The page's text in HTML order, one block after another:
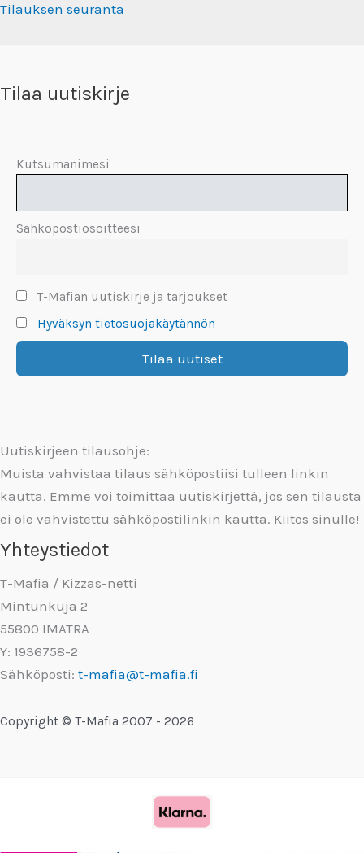
Tilauksen seuranta
Tilaa uutiskirje
Kutsumanimesi
Sähköpostiosoitteesi
T-Mafian uutiskirje ja tarjoukset
Hyväksyn tietosuojakäytännön
Uutiskirjeen tilausohje:
Muista vahvistaa tilaus sähköpostiisi tulleen linkin
kautta. Emme voi toimittaa uutiskirjettä, jos sen tilausta
ei ole vahvistettu sähköpostilinkin kautta. Kiitos sinulle!
Yhteystiedot
T-Mafia / Kizzas-netti
Mintunkuja 2
55800 IMATRA
Y: 1936758-2
Sähköposti: t-mafia@t-mafia.fi
Copyright © T-Mafia 2007 - 2026